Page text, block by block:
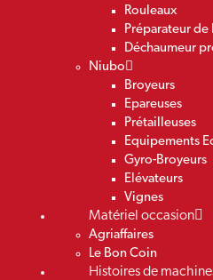
Rouleaux
Préparateur de
Déchaumeur
Niubo
Broyeurs
Epareuses
Prétailleuses
Equipements
Gyro-Broyeurs
Elévateurs
Vignes
Matériel occasion
Agriaffaires
Le Bon Coin
Histoires de